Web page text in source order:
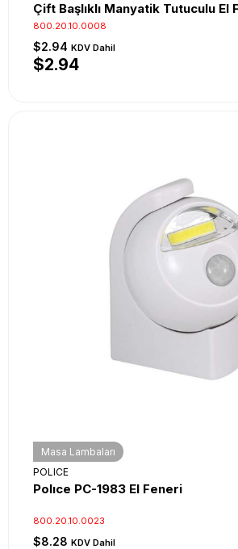
Çift Başlıklı Manyatik Tutuculu El
800.20.10.0008
$2.94 KDV Dahil
$2.94
Masa Lambaları
POLICE
Polıce PC-1983 El Feneri
800.20.10.0023
$8.28 KDV Dahil